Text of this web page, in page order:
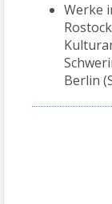
Werke
Berlin